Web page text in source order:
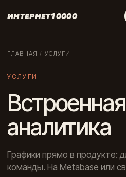
ИНТЕРНЕТ10000
ГЛАВНАЯ / УСЛУГИ
УСЛУГИ
Встроенная
аналитика
Графики прямо в продукте:
команды. На Metabase или